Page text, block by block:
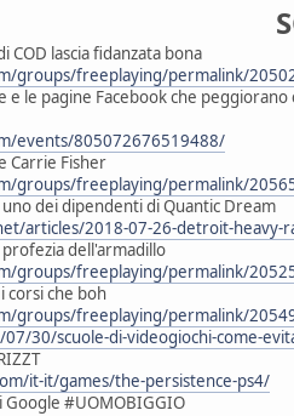
lascia fidanzata bona
groups/freeplaying/permalink/
e le pagine Facebook che
events/805072676519488/
Carrie Fisher
groups/freeplaying/permalink/
dei dipendenti di Quantic Dream
articles/2018-07-26-detroit-heavy-
profezia dell'armadillo
groups/freeplaying/permalink/
corsi che boh
groups/freeplaying/permalink/
30/scuole-di-videogiochi-come-
it-it/games/the-persistence-ps4/
Google #UOMOBIGGIO